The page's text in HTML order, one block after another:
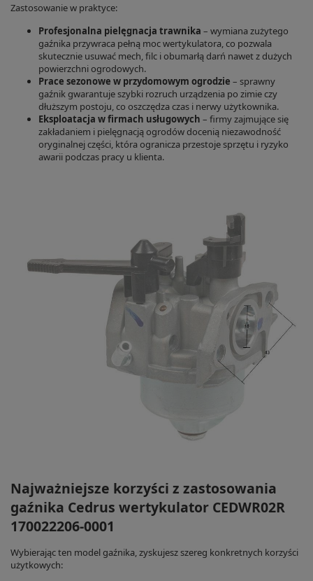
Zastosowanie w praktyce:
Profesjonalna pielęgnacja trawnika – wymiana zużytego
gaźnika przywraca pełną moc wertykulatora, co pozwala
skutecznie usuwać mech, filc i obumarłą darń nawet z dużych
powierzchni ogrodowych.
Prace sezonowe w przydomowym ogrodzie – sprawny
gaźnik gwarantuje szybki rozruch urządzenia po zimie czy
dłuższym postoju, co oszczędza czas i nerwy użytkownika.
Eksploatacja w firmach usługowych – firmy zajmujące się
zakładaniem i pielęgnacją ogrodów docenią niezawodność
oryginalnej części, która ogranicza przestoje sprzętu i ryzyko
awarii podczas pracy u klienta.
Najważniejsze korzyści z zastosowania
gaźnika Cedrus wertykulator CEDWR02R
170022206-0001
Wybierając ten model gaźnika, zyskujesz szereg konkretnych korzyści
użytkowych: